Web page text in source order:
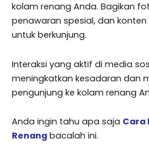
kolam renang Anda. Bagikan
penawaran spesial, dan
untuk berkunjung.
Interaksi yang aktif di media
meningkatkan kesadaran dan
pengunjung ke kolam renang
Anda ingin tahu apa saja Cara
Renang bacalah ini.